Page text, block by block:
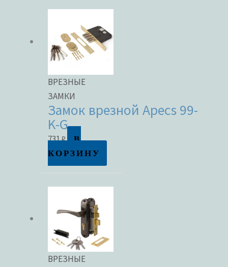
ВРЕЗНЫЕ
ЗАМКИ
Замок врезной Apecs 99-
K-G
731₽
В
КОРЗИНУ
ВРЕЗНЫЕ